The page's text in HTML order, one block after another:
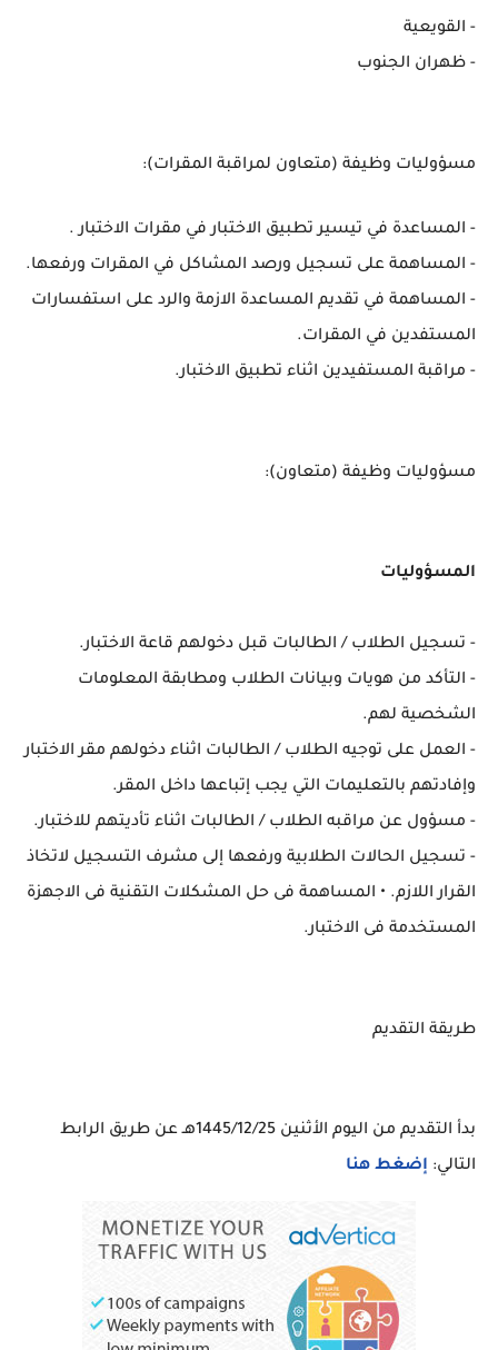
- القويعية
- ظهران الجنوب
مسؤوليات وظيفة (متعاون لمراقبة المقرات):
- المساعدة في تيسير تطبيق الاختبار في مقرات الاختبار .
- المساهمة على تسجيل ورصد المشاكل في المقرات ورفعها.
- المساهمة في تقديم المساعدة الازمة والرد على استفسارات
المستفدين في المقرات.
- مراقبة المستفيدين اثناء تطبيق الاختبار.
مسؤوليات وظيفة (متعاون):
المسؤوليات
- تسجيل الطلاب / الطالبات قبل دخولهم قاعة الاختبار.
- التأكد من هويات وبيانات الطلاب ومطابقة المعلومات
الشخصية لهم.
- العمل على توجيه الطلاب / الطالبات اثناء دخولهم مقر الاختبار
وإفادتهم بالتعليمات التي يجب إتباعها داخل المقر.
- مسؤول عن مراقبه الطلاب / الطالبات اثناء تأديتهم للاختبار.
- تسجيل الحالات الطلابية ورفعها إلى مشرف التسجيل لاتخاذ
القرار اللازم. • المساهمة فى حل المشكلات التقنية فى الاجهزة
المستخدمة فى الاختبار.
طريقة التقديم
بدأ التقديم من اليوم الأثنين 1445/12/25هـ عن طريق الرابط
التالي: إضغط هنا